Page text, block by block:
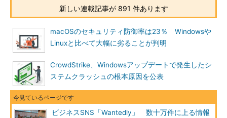
新しい連載記事が 891 件あります
macOSのセキュリティ防御率は23％ Windowsや
Linuxと比べて大幅に劣ることが判明
CrowdStrike、Windowsアップデートで発生したシ
ステムクラッシュの根本原因を公表
ビジネスSNS「Wantedly」 数十万件に上る情報